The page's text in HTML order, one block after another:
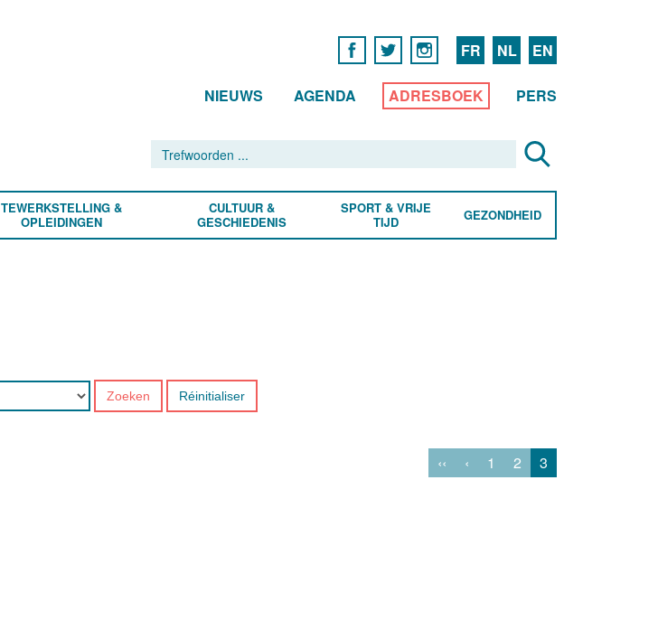
FR NL EN
NIEUWS AGENDA ADRESBOEK PERS
TEWERKSTELLING &
OPLEIDINGEN
CULTUUR &
GESCHIEDENIS
SPORT & VRIJE
TIJD
GEZONDHEID
Zoeken Réinitialiser
‹‹ ‹ 1 2 3